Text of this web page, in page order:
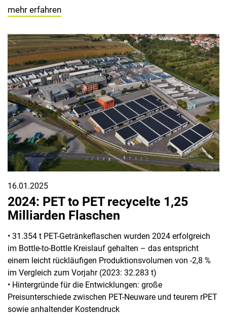
mehr erfahren
16.01.2025
2024: PET to PET recycelte 1,25
Milliarden Flaschen
• 31.354 t PET-Getränkeflaschen wurden 2024 erfolgreich
im Bottle-to-Bottle Kreislauf gehalten – das entspricht
einem leicht rückläufigen Produktionsvolumen von -2,8 %
im Vergleich zum Vorjahr (2023: 32.283 t)
• Hintergründe für die Entwicklungen: große
Preisunterschiede zwischen PET-Neuware und teurem rPET
sowie anhaltender Kostendruck